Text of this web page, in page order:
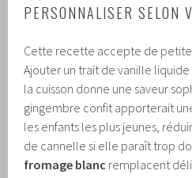
PERSONNALISER SELON
Cette recette accepte de
Ajouter un trait de vanille
la cuisson donne une saveur
gingembre confit apporterait
les enfants les plus jeunes,
de cannelle si elle paraît trop
fromage blanc remplacent